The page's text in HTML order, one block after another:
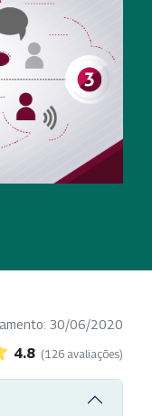
30/06/2020
4.8 (126 avaliações)